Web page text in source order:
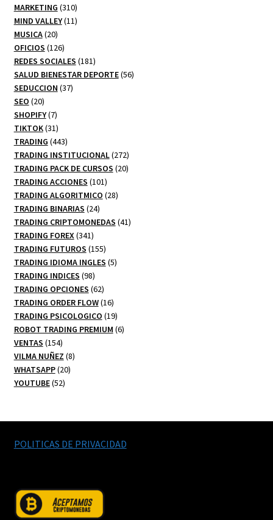
MARKETING 310310
productos
MIND VALLEY 1111
MUSICA 2020
productos
OFICIOS 126126
productos
REDES SOCIALES 181181
productos
SALUD BIENESTAR DEPORTE 5656
SEDUCCION 3737
SEO 2020
productos
SHOPIFY 77
productos
TIKTOK 3131
productos
TRADING 443443
productos
TRADING INSTITUCIONAL 272272
productos
TRADING PACK DE CURSOS 2020
TRADING ACCIONES 101101
productos
TRADING ALGORITMICO 2828
TRADING BINARIAS 2424
productos
TRADING CRIPTOMONEDAS 4141
TRADING FOREX 341341
productos
TRADING FUTUROS 155155
productos
TRADING IDIOMA INGLES 55
TRADING INDICES 9898
productos
TRADING OPCIONES 6262
productos
TRADING ORDER FLOW 1616
productos
TRADING PSICOLOGICO 1919
productos
ROBOT TRADING PREMIUM 66
VENTAS 154154
productos
VILMA NUÑEZ 88
WHATSAPP 2020
YOUTUBE 5252
POLITICAS DE PRIVACIDAD